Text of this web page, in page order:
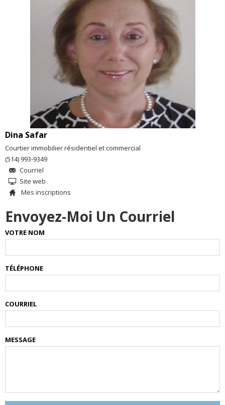
Dina Safar
Courtier immobilier résidentiel et commercial
(514) 993-9349
Courriel
Site web
Mes inscriptions
Envoyez-Moi Un Courriel
VOTRE NOM
TÉLÉPHONE
COURRIEL
MESSAGE